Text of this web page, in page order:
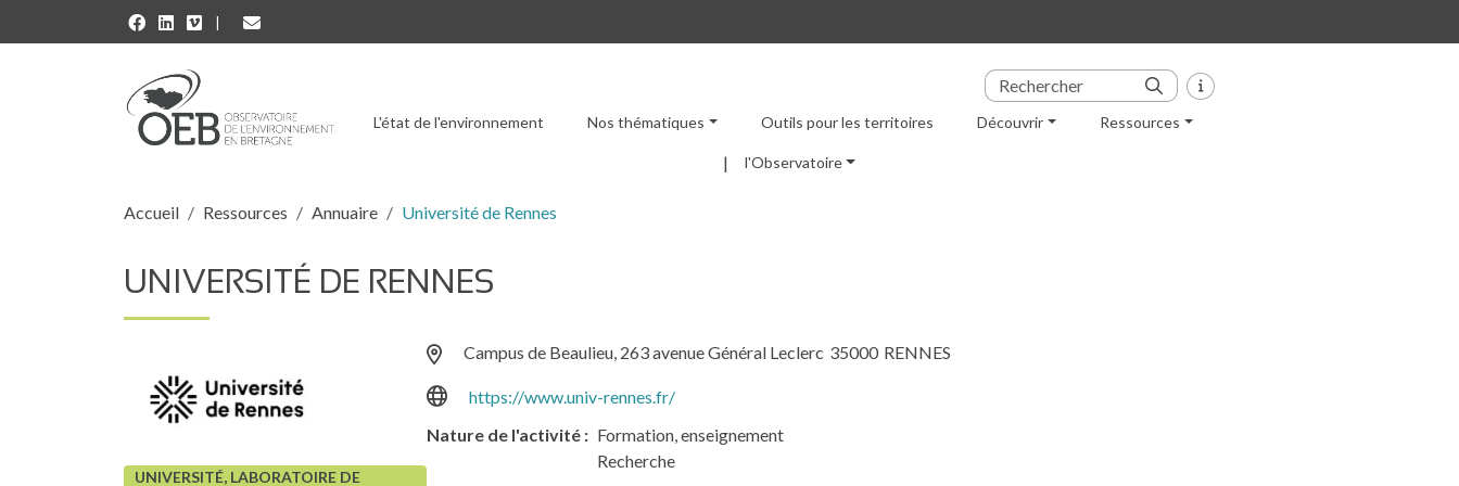
Aller au contenu principal
Menu principal
L'état de l'environnement Nos thématiques Outils pour les territoires Découvrir Ressources
l'Observatoire
Fil d'Ariane
Accueil Ressources Annuaire Université de Rennes
UNIVERSITÉ DE RENNES
UNIVERSITÉ, LABORATOIRE DE
Campus de Beaulieu, 263 avenue Général Leclerc 35000 RENNES
https://www.univ-rennes.fr/
Nature de l'activité
Formation, enseignement
Recherche